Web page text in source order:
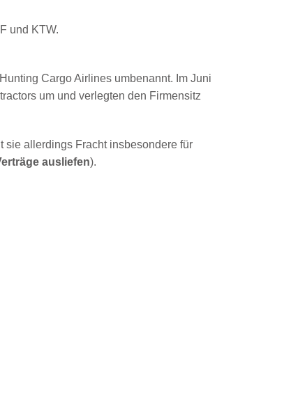
und KTW.
Cargo Airlines umbenannt. Im Juni
um und verlegten den Firmensitz
sie allerdings Fracht insbesondere für
ausliefen).